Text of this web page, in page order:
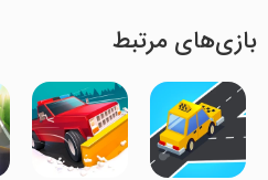
بازی‌های مرتبط